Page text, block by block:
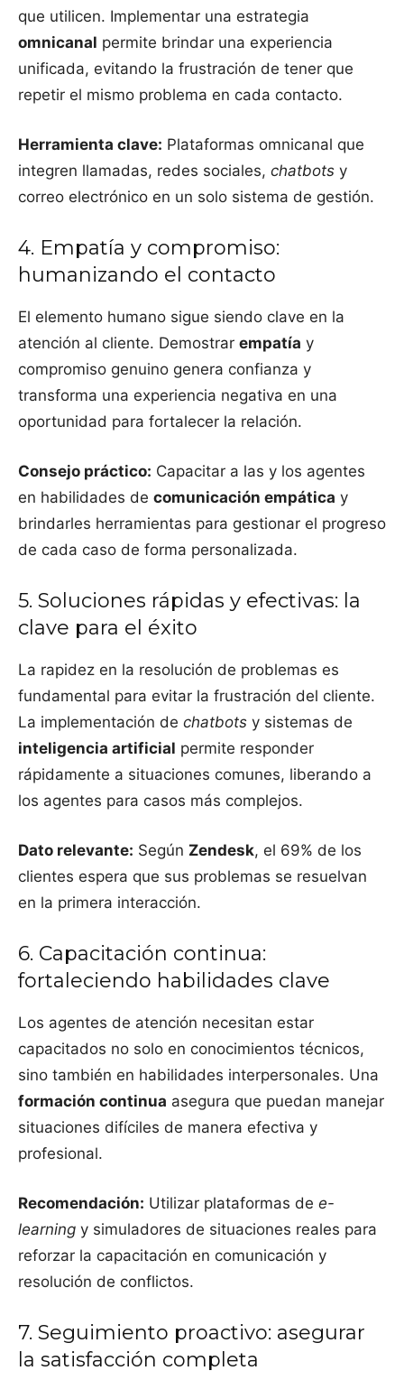
que utilicen. Implementar una estrategia
omnicanal permite brindar una experiencia
unificada, evitando la frustración de tener que
repetir el mismo problema en cada contacto.
Herramienta clave: Plataformas omnicanal que
integren llamadas, redes sociales, chatbots y
correo electrónico en un solo sistema de gestión.
4. Empatía y compromiso:
humanizando el contacto
El elemento humano sigue siendo clave en la
atención al cliente. Demostrar empatía y
compromiso genuino genera confianza y
transforma una experiencia negativa en una
oportunidad para fortalecer la relación.
Consejo práctico: Capacitar a las y los agentes
en habilidades de comunicación empática y
brindarles herramientas para gestionar el progreso
de cada caso de forma personalizada.
5. Soluciones rápidas y efectivas: la
clave para el éxito
La rapidez en la resolución de problemas es
fundamental para evitar la frustración del cliente.
La implementación de chatbots y sistemas de
inteligencia artificial permite responder
rápidamente a situaciones comunes, liberando a
los agentes para casos más complejos.
Dato relevante: Según Zendesk, el 69% de los
clientes espera que sus problemas se resuelvan
en la primera interacción.
6. Capacitación continua:
fortaleciendo habilidades clave
Los agentes de atención necesitan estar
capacitados no solo en conocimientos técnicos,
sino también en habilidades interpersonales. Una
formación continua asegura que puedan manejar
situaciones difíciles de manera efectiva y
profesional.
Recomendación: Utilizar plataformas de e-
learning y simuladores de situaciones reales para
reforzar la capacitación en comunicación y
resolución de conflictos.
7. Seguimiento proactivo: asegurar
la satisfacción completa